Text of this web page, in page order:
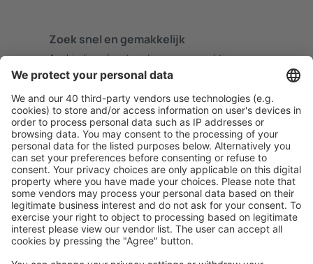
Zoek snel en gemakkelijk
Aanbieding afgestemd op uw verwachtingen.
Plan veilig
Zorgeloos boeken met gratiss annuleringsopties.
Bespaar meer
Reisaanbiedingen en speciale aanbiedingen voor
geregistreerde gebruikers.
Accommodaties die u bevallen
Kies uit meer dan 1,3 miljoen accommodaties: hotels,